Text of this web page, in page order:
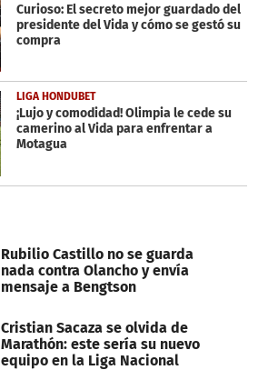
Curioso: El secreto mejor guardado del
presidente del Vida y cómo se gestó su
compra
LIGA HONDUBET
¡Lujo y comodidad! Olimpia le cede su
camerino al Vida para enfrentar a
Motagua
Rubilio Castillo no se guarda
nada contra Olancho y envía
mensaje a Bengtson
Cristian Sacaza se olvida de
Marathón: este sería su nuevo
equipo en la Liga Nacional